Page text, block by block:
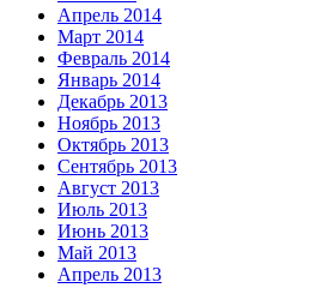
Апрель 2014
Март 2014
Февраль 2014
Январь 2014
Декабрь 2013
Ноябрь 2013
Октябрь 2013
Сентябрь 2013
Август 2013
Июль 2013
Июнь 2013
Май 2013
Апрель 2013